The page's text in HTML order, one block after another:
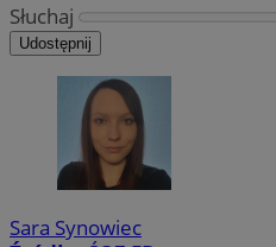
Słuchaj
Udostępnij
Sara Synowiec